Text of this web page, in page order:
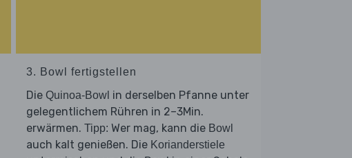
3. Bowl fertigstellen
Die Quinoa-Bowl in derselben Pfanne unter
gelegentlichem Rühren in 2–3Min.
erwärmen. Tipp: Wer mag, kann die Bowl
auch kalt genießen. Die Korianderstiele